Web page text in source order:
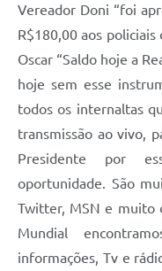
Vereador Doni “foi
R$180,00 aos policiais
Oscar “Saldo hoje a
hoje sem esse
todos os internaltas
transmissão ao vivo,
Presidente por
oportunidade. São
Twitter, MSN e muito
Mundial
informações, Tv e